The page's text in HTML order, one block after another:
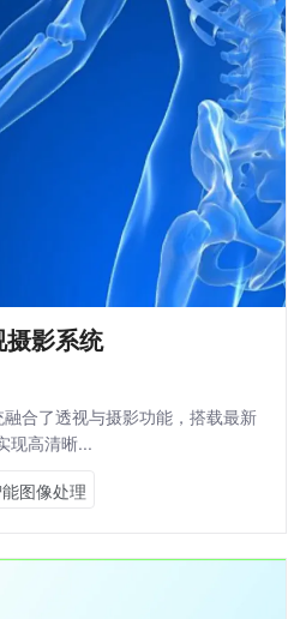
影系统
合了透视与摄影功能，搭载最新
现高清晰...
图像处理